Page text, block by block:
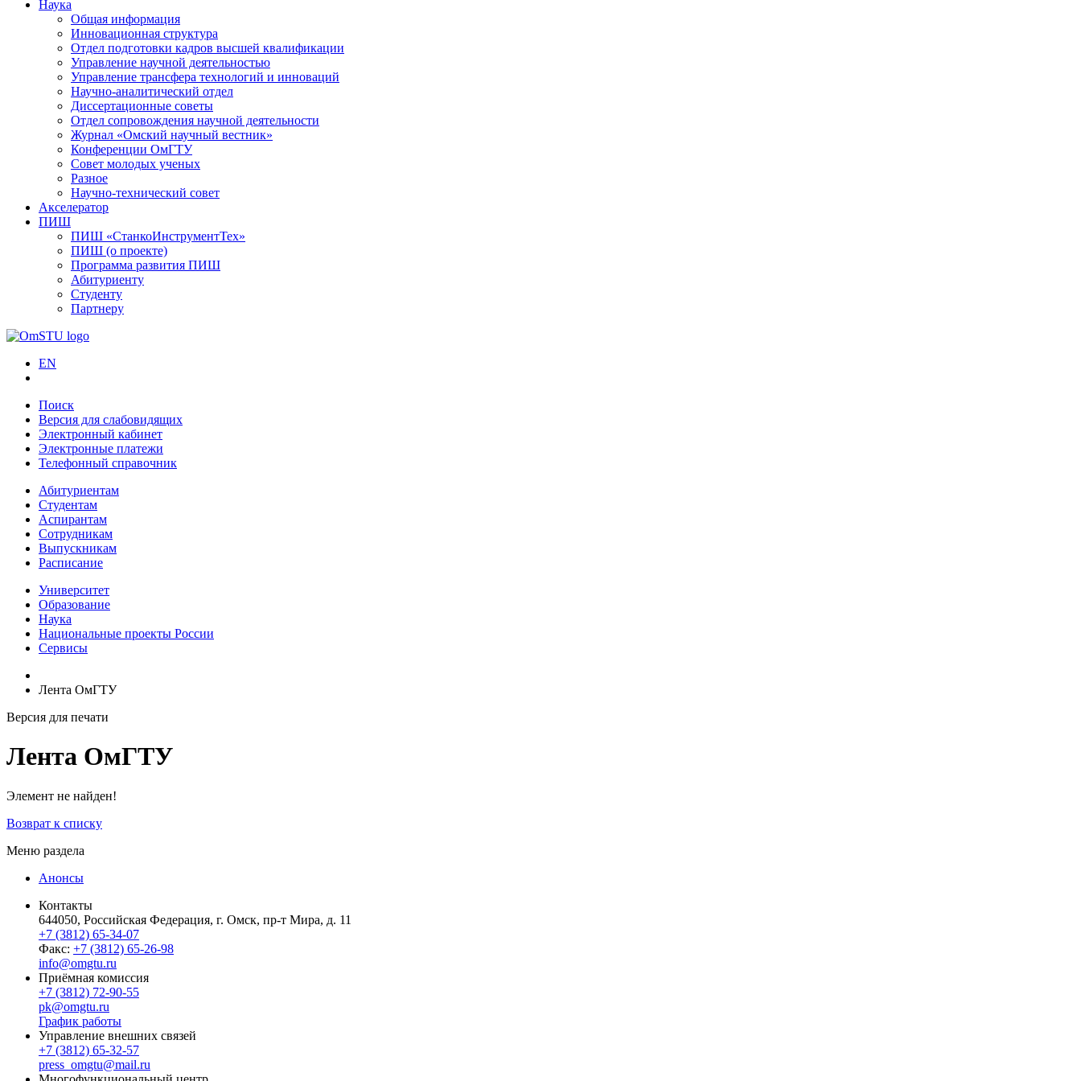
Наука
Общая информация
Инновационная структура
Отдел подготовки кадров высшей квалификации
Управление научной деятельностью
Управление трансфера технологий и инноваций
Научно-аналитический отдел
Диссертационные советы
Отдел сопровождения научной деятельности
Журнал «Омский научный вестник»
Конференции ОмГТУ
Совет молодых ученых
Разное
Научно-технический совет
Акселератор
ПИШ
ПИШ «СтанкоИнструментТех»
ПИШ (о проекте)
Программа развития ПИШ
Абитуриенту
Студенту
Партнеру
EN
Поиск
Версия для слабовидящих
Электронный кабинет
Электронные платежи
Телефонный справочник
Абитуриентам
Студентам
Аспирантам
Сотрудникам
Выпускникам
Расписание
Университет
Образование
Наука
Национальные проекты России
Сервисы
Лента ОмГТУ
Версия для печати
Лента ОмГТУ
Элемент не найден!
Возврат к списку
Меню раздела
Анонсы
Контакты
644050, Российская Федерация, г. Омск, пр-т Мира, д. 11
+7 (3812) 65-34-07
Факс: +7 (3812) 65-26-98
info@omgtu.ru
Приёмная комиссия
+7 (3812) 72-90-55
pk@omgtu.ru
График работы
Управление внешних связей
+7 (3812) 65-32-57
press_omgtu@mail.ru